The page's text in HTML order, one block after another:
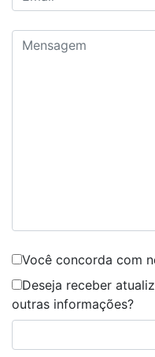
Você concorda com
Deseja receber
outras informações?